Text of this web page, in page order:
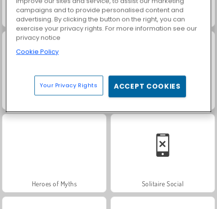
Scala 40 Trollface Quest: USA 2
Heroes of Myths Solitaire Social
campaigns and to provide personalised content and
advertising. By clicking the button on the right, you can
exercise your privacy rights. For more information see our
privacy notice
Cookie Policy
Your Privacy Rights ACCEPT COOKIES